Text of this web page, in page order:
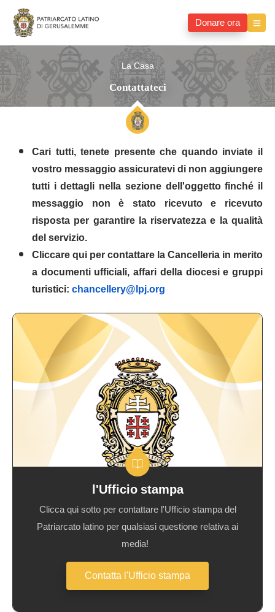
Donare ora
La Casa
Contattateci
Cari tutti, tenete presente che quando inviate il
vostro messaggio assicuratevi di non aggiungere
tutti i dettagli nella sezione dell'oggetto finché il
messaggio non è stato ricevuto e ricevuto
risposta per garantire la riservatezza e la qualità
del servizio.
Cliccare qui per contattare la Cancelleria in merito
a documenti ufficiali, affari della diocesi e gruppi
turistici:chancellery@lpj.org
Contattateci
l'Ufficio stampa
Clicca qui sotto per contattare l'Ufficio stampa del
Patriarcato latino per qualsiasi questione relativa ai
media!
Contatta l'Ufficio stampa